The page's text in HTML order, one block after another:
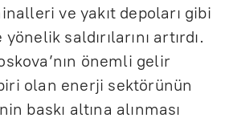
ve yakıt depoları gibi
saldırılarını artırdı.
önemli gelir
olan enerji sektörünün
baskı altına alınması